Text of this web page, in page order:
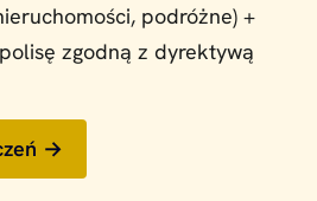
podróżne) +
zgodną z dyrektywą
→